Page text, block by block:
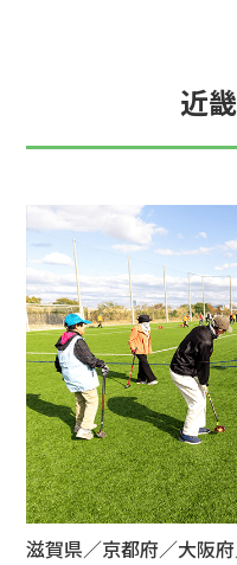
近
滋賀県／京都府／大阪